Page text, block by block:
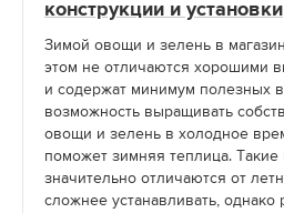
конструкции и установки
Зимой овощи и зелень в
этом не отличаются хорошими
и содержат минимум полезных
возможность выращивать
овощи и зелень в холодное
поможет зимняя теплица. Такие
значительно отличаются от
сложнее устанавливать, однако